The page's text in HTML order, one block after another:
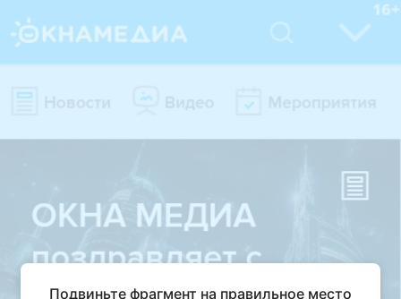
Подвиньте фрагмент на правильное место